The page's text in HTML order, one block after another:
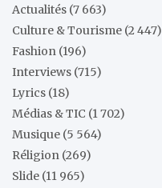
Actualités (7 663)
Culture & Tourisme (2 447)
Fashion (196)
Interviews (715)
Lyrics (18)
Médias & TIC (1 702)
Musique (5 564)
Réligion (269)
Slide (11 965)